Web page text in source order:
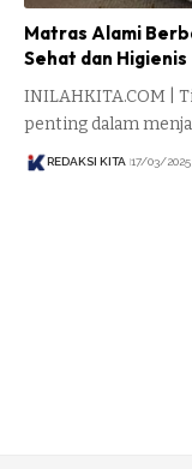
Matras Alami
Sehat dan Higienis
INILAHKITA.COM |
penting dalam
REDAKSI KITA 17/03/2025